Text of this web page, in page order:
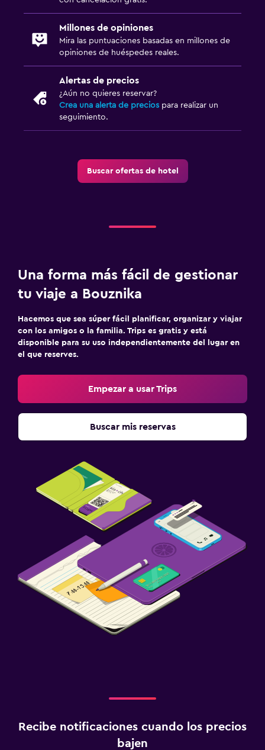
Millones de opiniones
Mira las puntuaciones basadas en millones de
opiniones de huéspedes reales.
Alertas de precios
¿Aún no quieres reservar?
Crea una alerta de precios para realizar un
seguimiento.
Buscar ofertas de hotel
Una forma más fácil de gestionar
tu viaje a Bouznika
Hacemos que sea súper fácil planificar, organizar y viajar
con los amigos o la familia. Trips es gratis y está
disponible para su uso independientemente del lugar en
el que reserves.
Empezar a usar Trips
Buscar mis reservas
Recibe notificaciones cuando los precios
bajen